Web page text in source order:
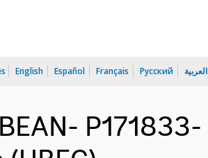
English Español Français Русский العربية
P171833-